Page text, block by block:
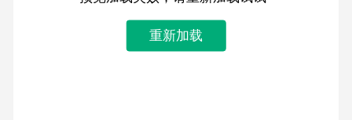
重新加载